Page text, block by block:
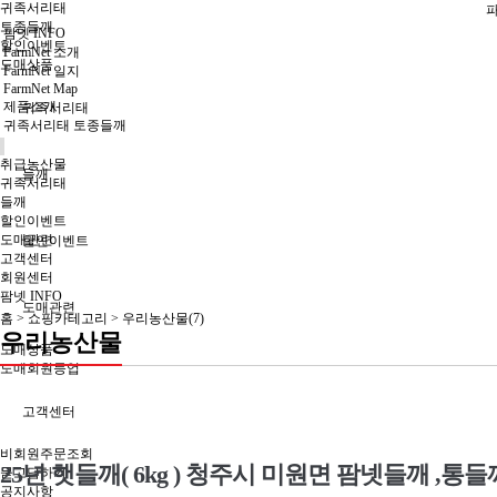
귀족서리태
토종들깨
할인이벤트
도매상품
귀족서리태
들깨
할인이벤트
도매관련
도매상품
도매회원등업
고객센터
비회원주문조회
묻고답하기
공지사항
팜넷 INFO
FarmNet 소개
FarmNet 일지
FarmNet Map
제품소개
귀족서리태 토종들깨
취급농산물
귀족서리태
들깨
할인이벤트
도매관련
고객센터
회원센터
팜넷 INFO
홈 > 쇼핑카테고리 > 우리농산물(7)
우리농산물
25년 햇들깨( 6kg ) 청주시 미원면 팜넷들깨 ,통들